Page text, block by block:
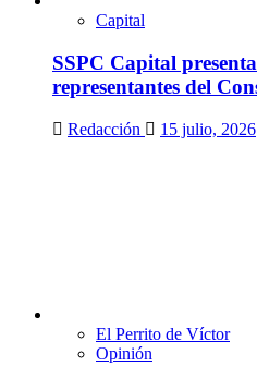
Capital
SSPC Capital
representantes del
Redacción 15 julio, 2026
El Perrito de Víctor
Opinión